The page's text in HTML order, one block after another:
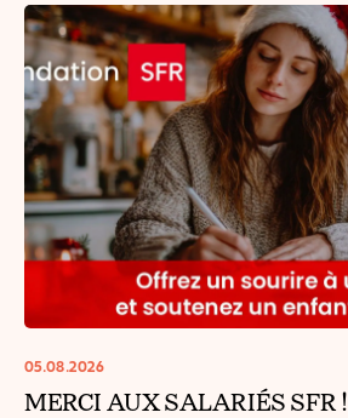
05.08.2026
MERCI AUX SALARIÉS SFR !